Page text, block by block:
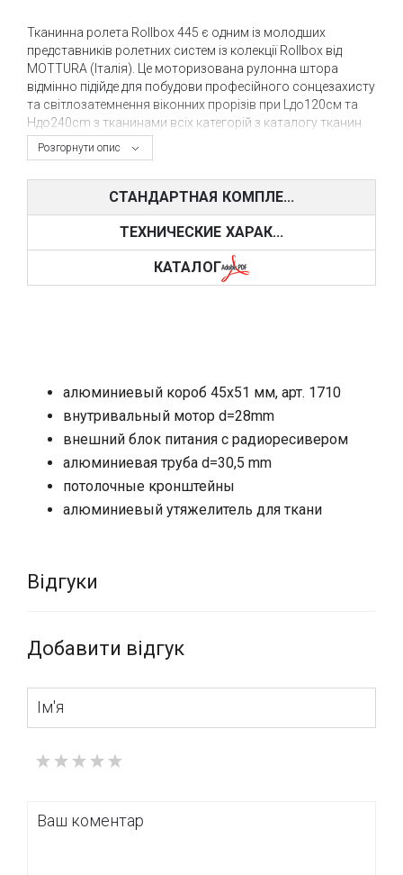
Розгорнути опис
Тканинна ролета Rollbox 445 є одним із молодших
представників ролетних систем із колекції Rollbox від
MOTTURA (Італія). Це моторизована рулонна штора
відмінно підійде для побудови професійного сонцезахисту
та світлозатемнення віконних прорізів при Lдо120см та
Hдо240cm з тканинами всіх категорій з каталогу тканин
TECNICA.
(автоматикою) і можуть керуватися за допомогою
провідної кнопки, радіопульта, а також датчиків
освітленості та всіляких систем “розумний дім”.
Rollbox можуть поставлятися у двох
варіантах: з напрямними та без. Кріплення ролети може
віддалено від рулонної штори.
Базовий колір фурнітури – білий, але при необхідності
алюмінієві компоненти ролети можуть фарбуватися
порошком по палітрі кольорів RAL
СТАНДАРТНАЯ КОМПЛЕ...
ТЕХНИЧЕСКИЕ ХАРАК...
КАТАЛОГ
алюминиевый короб 45х51 мм, арт. 1710
внутривальный мотор d=28mm
внешний блок питания с радиоресивером
алюминиевая труба d=30,5 mm
потолочные кронштейны
алюминиевый утяжелитель для ткани
Відгуки
Добавити відгук